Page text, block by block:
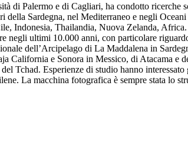
di Palermo e di Cagliari, ha condotto ricerche
Sardegna, nel Mediterraneo e negli
Indonesia, Thailandia, Nuova Zelanda,
negli ultimi 10.000 anni, con particolare
dell’Arcipelago di La Maddalena in
California e Sonora in Messico, di Atacama e
Tchad. Esperienze di studio hanno
La macchina fotografica è sempre stata lo